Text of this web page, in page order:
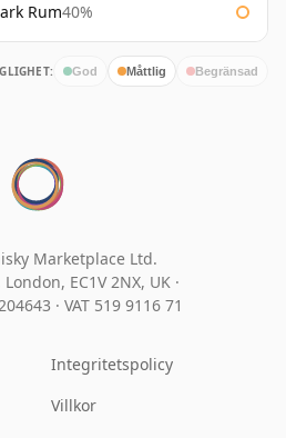
Rum40%
God Måttlig Begränsad
Marketplace Ltd.
EC1V 2NX, UK ·
· VAT 519 9116 71
Integritetspolicy
Villkor